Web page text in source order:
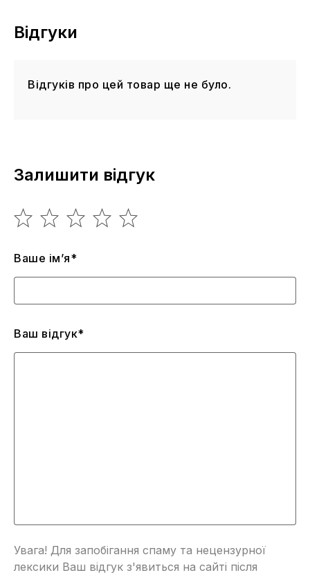
Відгуки
Відгуків про цей товар ще не було.
Залишити відгук
Ваше ім’я*
Ваш відгук*
Увага! Для запобігання спаму та нецензурної
лексики Ваш відгук з'явиться на сайті після